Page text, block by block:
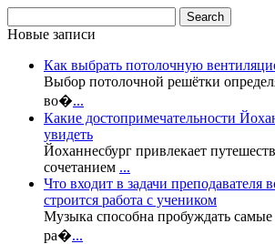
Новые записи
Как выбрать потолочную
Выбор потолочной решётки
во�...
Какие достопримечательности
увидеть
Йоханнесбург привлекает
сочетанием ...
Что входит в задачи преподавателя
строится работа с учеником
Музыка способна пробуждать самые
ра�...